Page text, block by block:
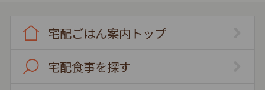
宅配ごはん案内トップ
宅配食事を探す